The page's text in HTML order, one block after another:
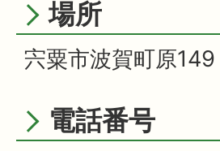
場所
宍粟市波賀町原149
電話番号